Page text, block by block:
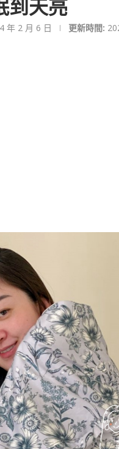
年 2 月 6 日 更新時間: